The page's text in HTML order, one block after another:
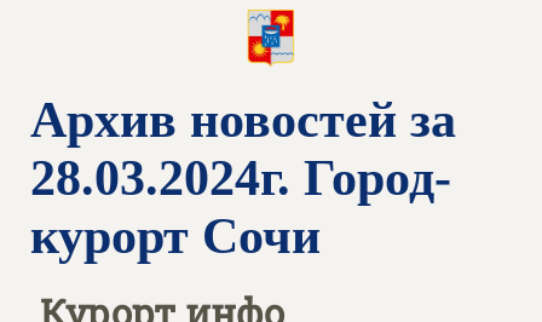
Архив новостей за
28.03.2024г. Город-
курорт Сочи
Курорт инфо